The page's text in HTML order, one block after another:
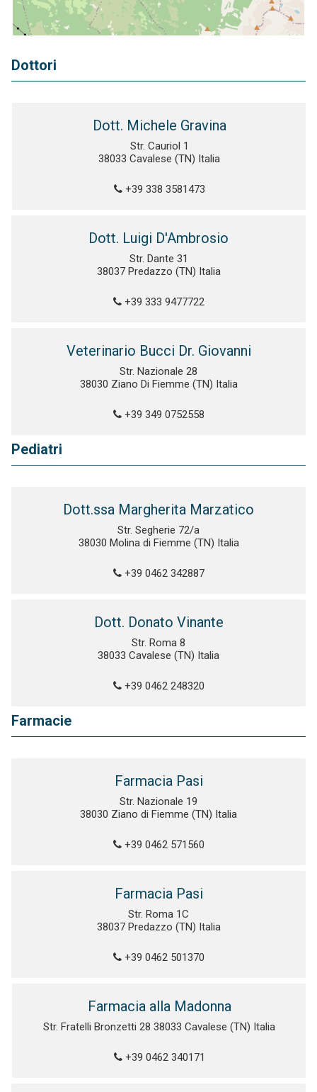
Dottori
Dott. Michele Gravina
Str. Cauriol 1
38033 Cavalese (TN) Italia
+39 338 3581473
Dott. Luigi D'Ambrosio
Str. Dante 31
38037 Predazzo (TN) Italia
+39 333 9477722
Veterinario Bucci Dr. Giovanni
Str. Nazionale 28
38030 Ziano Di Fiemme (TN) Italia
+39 349 0752558
Pediatri
Dott.ssa Margherita Marzatico
Str. Segherie 72/a
38030 Molina di Fiemme (TN) Italia
+39 0462 342887
Dott. Donato Vinante
Str. Roma 8
38033 Cavalese (TN) Italia
+39 0462 248320
Farmacie
Farmacia Pasi
Str. Nazionale 19
38030 Ziano di Fiemme (TN) Italia
+39 0462 571560
Farmacia Pasi
Str. Roma 1C
38037 Predazzo (TN) Italia
+39 0462 501370
Farmacia alla Madonna
Str. Fratelli Bronzetti 28 38033 Cavalese (TN) Italia
+39 0462 340171